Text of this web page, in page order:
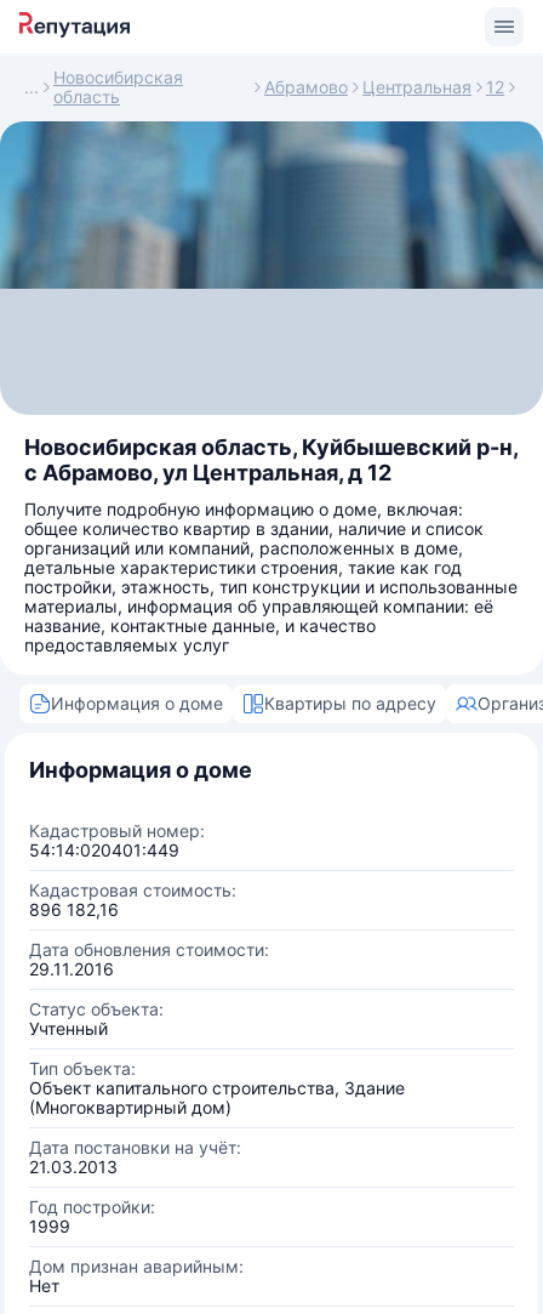
Новосибирская
область
Абрамово Центральная 12
Новосибирская область, Куйбышевский р-н,
с Абрамово, ул Центральная, д 12
Получите подробную информацию о доме, включая:
общее количество квартир в здании, наличие и список
организаций или компаний, расположенных в доме,
детальные характеристики строения, такие как год
постройки, этажность, тип конструкции и использованные
материалы, информация об управляющей компании: её
название, контактные данные, и качество
предоставляемых услуг
Информация о доме Квартиры по адресу
Информация о доме
Кадастровый номер:
54:14:020401:449
Кадастровая стоимость:
896 182,16
Дата обновления стоимости:
29.11.2016
Статус объекта:
Учтенный
Тип объекта:
Объект капитального строительства, Здание
(Многоквартирный дом)
Дата постановки на учёт:
21.03.2013
Год постройки:
1999
Дом признан аварийным:
Нет